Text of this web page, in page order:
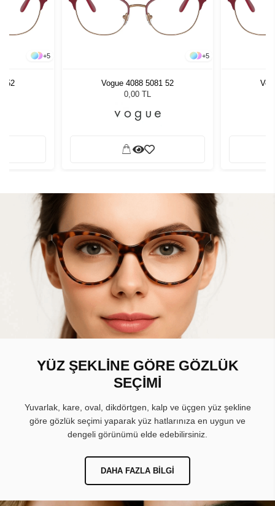
+5
52
+5
Vogue 4088 5081 52
0,00 TL
YÜZ ŞEKLİNE GÖRE GÖZLÜK
SEÇİMİ
Yuvarlak, kare, oval, dikdörtgen, kalp ve üçgen yüz şekline
göre gözlük seçimi yaparak yüz hatlarınıza en uygun ve
dengeli görünümü elde edebilirsiniz.
DAHA FAZLA BILGI